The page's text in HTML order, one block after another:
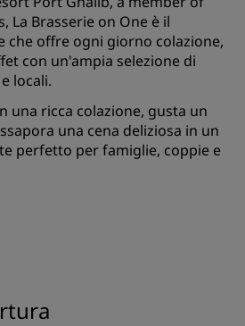
La Brasserie on One è il
che offre ogni giorno colazione,
con un'ampia selezione di
locali.
una ricca colazione, gusta un
una cena deliziosa in un
perfetto per famiglie, coppie e